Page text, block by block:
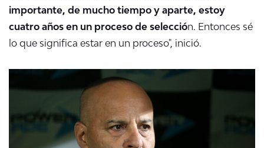
importante, de mucho tiempo y aparte, estoy
cuatro años en un proceso de selección. Entonces sé
lo que significa estar en un proceso", inició.